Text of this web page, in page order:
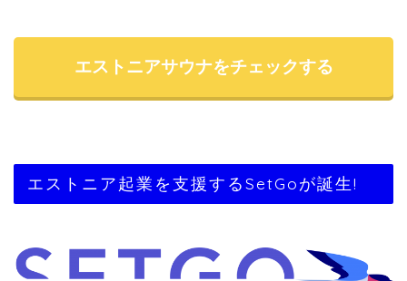
エストニアサウナをチェックする
エストニア起業を支援するSetGoが誕生!